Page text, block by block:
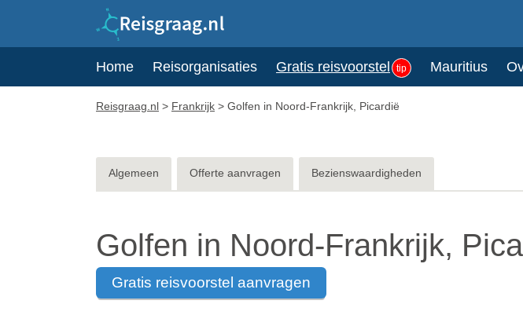
Home Reisorganisaties Gratis reisvoorstel tip Mauritius
Reisgraag.nl > Frankrijk > Golfen in Noord-Frankrijk, Picardië
Algemeen Offerte aanvragen Bezienswaardigheden
Golfen in Noord-Frankrijk,
gratis reisvoorstel aanvragen